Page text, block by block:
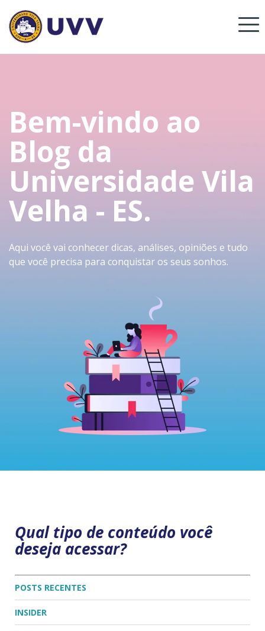
Bem-vindo ao
Blog da
Universidade Vila
Velha - ES.
Aqui você vai conhecer dicas, análises, opiniões e tudo
que você precisa para conquistar os seus sonhos.
Qual tipo de conteúdo você
deseja acessar?
POSTS RECENTES
INSIDER